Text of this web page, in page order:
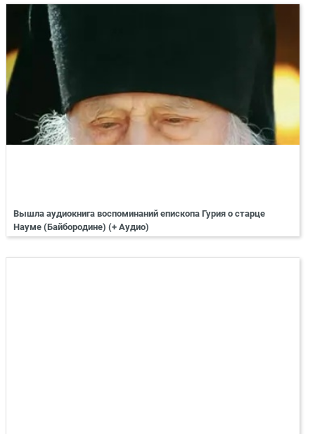
Вышла аудиокнига воспоминаний епископа Гурия о старце
Науме (Байбородине) (+ Аудио)